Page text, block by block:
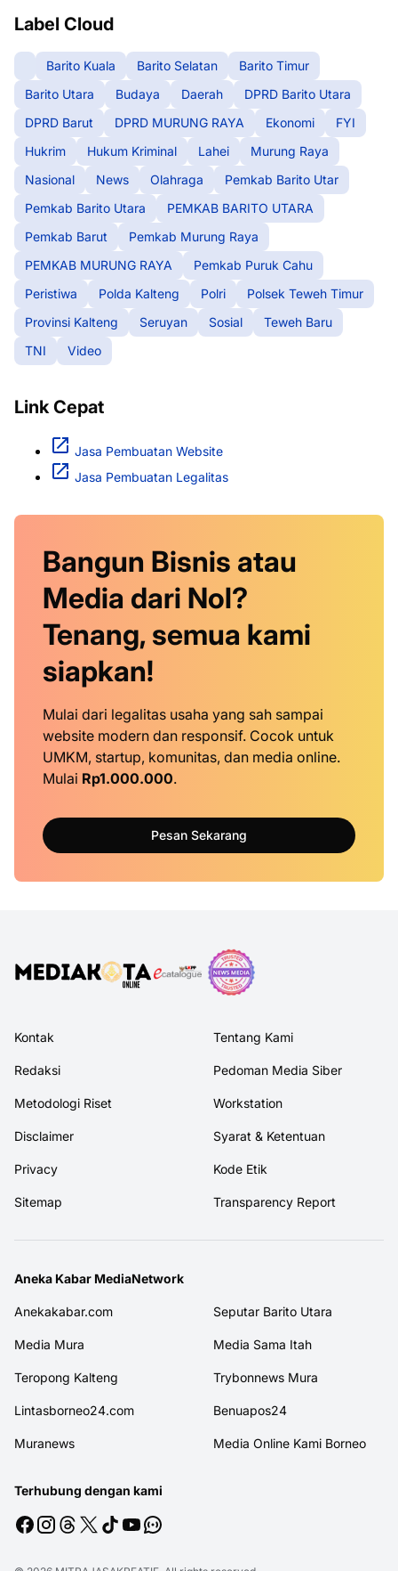
Label Cloud
Barito Kuala Barito Selatan
Barito Timur
Barito Utara
Budaya Daerah
DPRD Barito Utara
DPRD Barut
DPRD MURUNG RAYA Ekonomi
FYI
Hukrim
Hukum Kriminal Lahei
Murung Raya
Nasional
News Olahraga
Pemkab Barito Utar
Pemkab Barito Utara
PEMKAB BARITO UTARA
Pemkab Barut
Pemkab Murung Raya
PEMKAB MURUNG RAYA
Pemkab Puruk Cahu
Peristiwa
Polda Kalteng Polri
Polsek Teweh Timur
Provinsi Kalteng
Seruyan Sosial
Teweh Baru
TNI
Video
Link Cepat
Jasa Pembuatan Website
Jasa Pembuatan Legalitas
Bangun Bisnis atau
Media dari Nol?
Tenang, semua kami
siapkan!
Mulai dari legalitas usaha yang sah sampai
website modern dan responsif. Cocok untuk
UMKM, startup, komunitas, dan media online.
Mulai Rp1.000.000.
Pesan Sekarang
Kontak Tentang Kami
Redaksi Pedoman Media Siber
Metodologi Riset Workstation
Disclaimer Syarat & Ketentuan
Privacy Kode Etik
Sitemap Transparency Report
Aneka Kabar MediaNetwork
Anekakabar.com Seputar Barito Utara
Media Mura Media Sama Itah
Teropong Kalteng Trybonnews Mura
Lintasborneo24.com Benuapos24
Muranews Media Online Kami Borneo
Terhubung dengan kami